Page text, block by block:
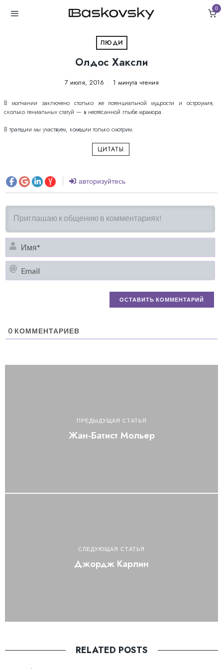
0
ЛЮДИ
Олдос Хаксли
7 июля, 2016 1 минута чтения
В молчании заключено столько же потенциальной мудрости и остроумия,
сколько гениальных статуй — в неотёсанной глыбе мрамора.
В трагедии мы участвуем, комедии только смотрим.
ЦИТАТЫ
авторизуйтесь
0 КОММЕНТАРИЕВ
ПРЕДЫДУЩАЯ СТАТЬЯ
Жан-Батист Мольер
СЛЕДУЮЩАЯ СТАТЬЯ
Джордж Карлин
RELATED POSTS